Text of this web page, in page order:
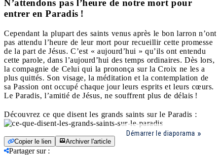
N’attendons pas l’heure de notre mort pour
entrer en Paradis !
Cependant la plupart des saints venus après le bon larron n’ont
pas attendu l’heure de leur mort pour recueillir cette promesse
de la part de Jésus. C’est « aujourd’hui » qu’ils ont entendu
cette parole, dans l’aujourd’hui des temps ordinaires. Dès lors,
la compagnie de Celui qui la prononça sur la Croix ne les a
plus quittés. Son visage, la méditation et la contemplation de
sa Passion ont occupé chaque jour leurs esprits et leurs cœurs.
Le Paradis, l’amitié de Jésus, ne souffrent plus de délais !
Découvrez ce que disent les grands saints sur le Paradis :
Démarrer le diaporama
Copier le lien Archiver l'article
Partager sur: